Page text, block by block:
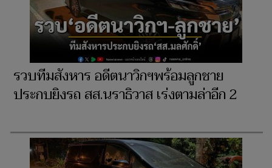
รวบทีมสังหาร อดีตนาวิกฯพร้อมลูกชาย
ประกบยิงรถ สส.นราธิวาส เร่งตามล่าอีก 2